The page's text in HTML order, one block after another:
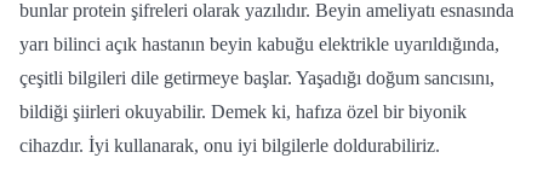
bunlar protein şifreleri olarak yazılıdır. Beyin ameliyatı esnasında
yarı bilinci açık hastanın beyin kabuğu elektrikle uyarıldığında,
çeşitli bilgileri dile getirmeye başlar. Yaşadığı doğum sancısını,
bildiği şiirleri okuyabilir. Demek ki, hafıza özel bir biyonik
cihazdır. İyi kullanarak, onu iyi bilgilerle doldurabiliriz.